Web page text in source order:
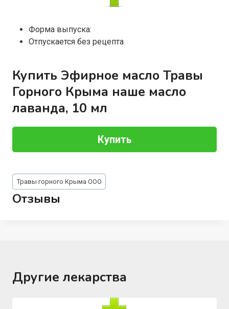
Форма выпуска:
Отпускается без рецепта
Купить Эфирное масло Травы
Горного Крыма наше масло
лаванда, 10 мл
Купить
Метки
записи:
Травы горного Крыма ООО
Отзывы
Другие лекарства